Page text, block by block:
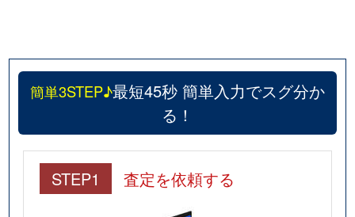
簡単3STEP♪最短45秒 簡単入力でスグ分か
る！
STEP1 査定を依頼する